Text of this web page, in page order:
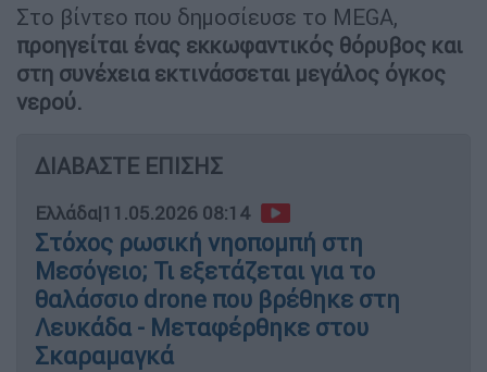
Στο βίντεο που δημοσίευσε το MEGA,
προηγείται ένας εκκωφαντικός θόρυβος και
στη συνέχεια εκτινάσσεται μεγάλος όγκος
νερού.
ΔΙΑΒΑΣΤΕ ΕΠΙΣΗΣ
Ελλάδα|11.05.2026 08:14
Στόχος ρωσική νηοπομπή στη
Μεσόγειο; Τι εξετάζεται για το
θαλάσσιο drone που βρέθηκε στη
Λευκάδα - Μεταφέρθηκε στου
Σκαραμαγκά